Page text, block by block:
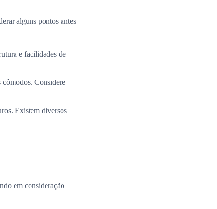
alguns pontos antes
e facilidades de
cômodos. Considere
Existem diversos
em consideração